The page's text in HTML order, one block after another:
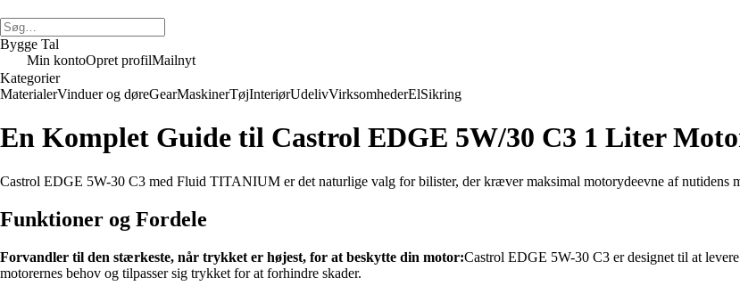
Bygge Tal
Min kontoOpret profilMailnyt
Kategorier
MaterialerVinduer og døreGearMaskinerTøjInteriørUdelivVirksomhederElSikring
En Komplet Guide til Castrol EDGE 5W/30 C3 1 Liter
Castrol EDGE 5W-30 C3 med Fluid TITANIUM er det naturlige valg for bilister, der kræver maksimal motorydeevne af nutidens
Funktioner og Fordele
Forvandler til den stærkeste, når trykket er højest, for at beskytte din motor:Castrol EDGE 5W-30 C3 er designet til at
motorernes behov og tilpasser sig trykket for at forhindre skader.